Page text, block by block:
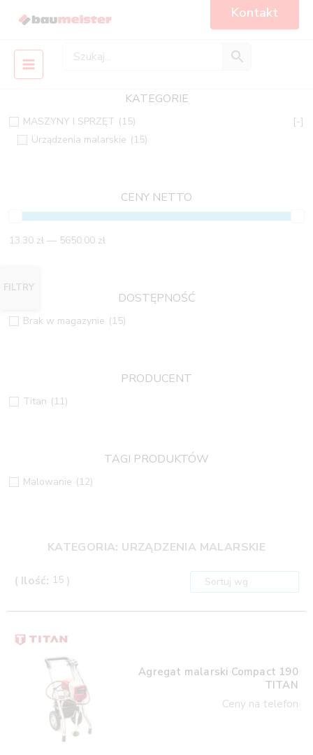
Kontakt
Main
FILTRY
KATEGORIE
MASZYNY I SPRZĘT (15)
[-]
Urządzenia malarskie (15)
CENY NETTO
13.30 zł — 5650.00 zł
DOSTĘPNOŚĆ
Brak w magazynie (15)
PRODUCENT
Titan (11)
TAGI PRODUKTÓW
Malowanie (12)
KATEGORIA: URZĄDZENIA MALARSKIE
( Ilość: 15 )
Agregat malarski Compact 190
TITAN
Ceny na telefon